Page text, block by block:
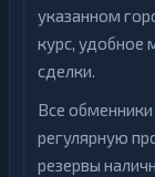
указанном
курс, удобное
сделки.
Все обменники
регулярную
резервы